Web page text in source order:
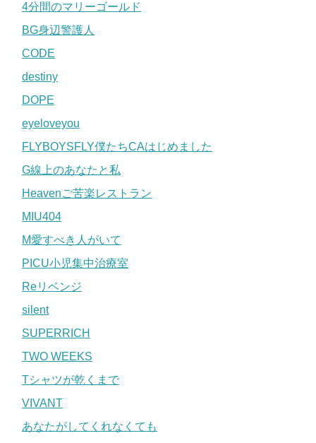
4分間のマリーゴールド
BG身辺警護人
CODE
destiny
DOPE
eyeloveyou
FLYBOYSFLY僕たちCAはじめました
G線上のあなたと私
Heavenご苦楽レストラン
MIU404
M愛すべき人がいて
PICU小児集中治療室
Reリベンジ
silent
SUPERRICH
TWO WEEKS
Tシャツが乾くまで
VIVANT
あなたがしてくれなくても